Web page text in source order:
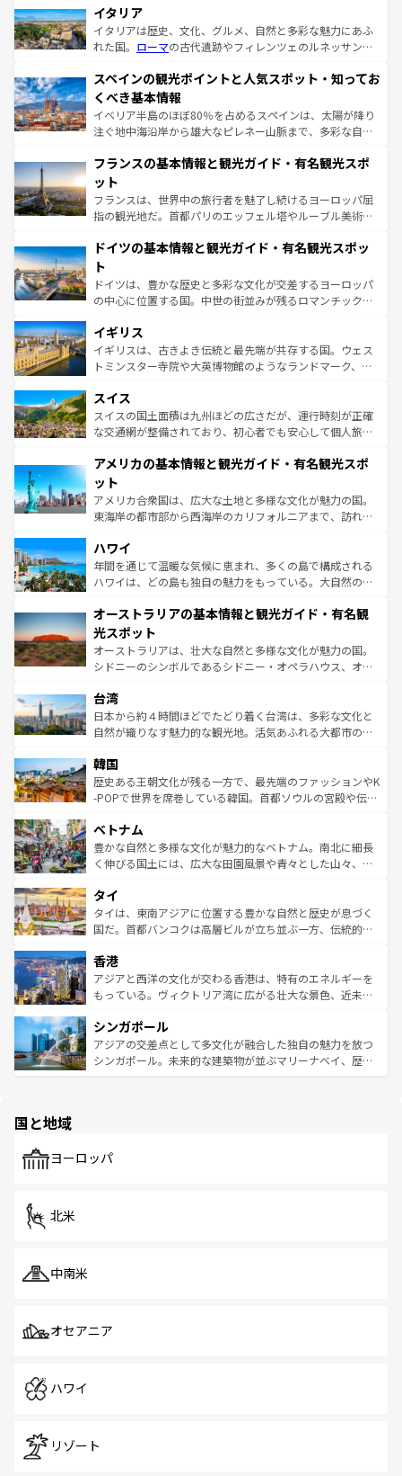
イタリア
イタリアは歴史、文化、グルメ、自然と多彩な魅力にあふ
れた国。 ローマの古代遺跡やフィレンツェのルネッサンス
ろん、トスカーナの美しい田園風景やアマルフィ海岸の絶
景など、自然景観も見逃せない。観光の合間には、本場の
ピザやパスタなど、絶品のイタリア料理を堪能することも
できる。朝目覚めてから夜眠るまで、すべての瞬間を楽し
なお、新着のイタリア情報はコンテンツ一覧を参照してほ
しい。
スペインの観光ポイントと人気スポット・知ってお
くべき基本情報
イベリア半島のほぼ80％を占めるスペインは、太陽が降り
注ぐ地中海沿岸から雄大なピレネー山脈まで、多彩な自然
文化が根付くこの国では、情熱的なフラメンコ、熱気あふ
れる闘牛、そして美味しいタパスが生活の一部となってい
る。首都マドリードの洗練された雰囲気や、バルセロナの
アートに溢れた街角から、地方では古代ローマ遺跡や中世
せる。地方によって風土や気候が異なるスペインはその個
ンテンツ一覧 を参照してほしい。
フランスの基本情報と観光ガイド・有名観光スポ
ット
フランスは、世界中の旅行者を魅了し続けるヨーロッパ屈
指の観光地だ。首都パリのエッフェル塔やルーブル美術館
で、幅広い魅力が詰まっている。華麗な宮殿、歴史的な大
聖堂、美しいビーチ、そして豊かな自然が、訪れる者を心
から魅了する。また、フランスは美食の国としても知ら
れ、フランス料理はユネスコ無形文化遺産にも登録されて
香り高いラベンダー畑など、多彩な楽しみ方が可能だ。さ
らに、パリ以外の地域にも魅力が溢れており、どの街角に
も豊かな歴史と文化が息づいている。パリ以外の個性あふ
を参照してほしい。
ドイツの基本情報と観光ガイド・有名観光スポッ
ト
ドイツは、豊かな歴史と多彩な文化が交差するヨーロッパ
の中心に位置する国。中世の街並みが残るロマンチック街
顔を持つこの国は、どこを歩いても飽きることがない。ベ
ルリンの文化的活気、バイエルン州のアルプスの絶景、そ
してライン川沿いのワイン畑といった風景は必見。ビール
は、お酒好きな人にはぜひ体験してほしい。 なお、新着の
ドイツ情報はコンテンツ一覧を参照してほしい。
イギリス
イギリスは、古きよき伝統と最先端が共存する国。ウェス
トミンスター寺院や大英博物館のようなランドマーク、歴
リアごとに異なる魅力がある。また、優雅なアフタヌーン
ティー、ビール好きにはたまらない英国パブ、サッカー観
戦など、本場だからこそできる体験も豊富。イギリスを旅
ンツ一覧を参照してほしい。
スイス
スイスの国土面積は九州ほどの広さだが、運行時刻が正確
な交通網が整備されており、初心者でも安心して個人旅行
の建物がそのまま残る町や、スイスならではのユニークな
博物館もあり、アルプス観光だけでなく町歩きも満喫する
ことができる。国民の所得が高いため物価も高いが、旅行
者向けの交通パス提供のサービスもあり、うまく活用すれ
着のスイス情報は
アメリカの基本情報と観光ガイド・有名観光スポ
ット
アメリカ合衆国は、広大な土地と多様な文化が魅力の国。
東海岸の都市部から西海岸のカリフォルニアまで、訪れる
のような巨大都市は、観光、ショッピング、エンターテイ
ンメントが詰まった刺激的なスポットだ。一方、アメリカ
西部には大自然が広がり、グランドキャニオンやイエロー
部のニューオーリンズでは、音楽と美食が融合した独特の
文化が魅力。旅行者はアメリカの各地域で異なる魅力を楽
しみながら、その多様性と豊かな歴史を感じることができ
るだろう。車でのロードトリップや列車の旅も、アメリカ
情報は
ハワイ
年間を通じて温暖な気候に恵まれ、多くの島で構成される
ハワイは、どの島も独自の魅力をもっている。大自然の神
ワイ島は見逃せない。また、定番の観光地といえばオアフ
島だが、静かな自然を求めるならマウイ島やカウアイ島が
おすすめ。エメラルドグリーンに輝く海をはじめ、豊かな
文化や歴史が息づいている。「アロハスピリット」と呼ば
人々、おいしいローカルフードやハワイアンミュージッ
ク、伝統的なフラダンスなど、すべてがハワイの魅力を彩
っている。訪れるたびに新しい発見と感動が待っているハ
はコンテンツ一覧
オーストラリアの基本情報と観光ガイド・有名観
光スポット
オーストラリアは、壮大な自然と多様な文化が魅力の国。
シドニーのシンボルであるシドニー・オペラハウス、オー
リアリーフや大陸中央部にそびえるウルル（エアーズロッ
ク）、タスマニアの美しい原生林やケアンズの熱帯雨林な
ど、見どころがたくさん。また、カフェやワイン、オージ
いる。アクティビティも充実しており、サーフィンやダイ
ビング、ハイキングなど、アウトドア好きにはたまらな
い。オーストラリアの多彩な魅力を存分に味わいつくそ
参照してほしい。
台湾
日本から約４時間ほどでたどり着く台湾は、多彩な文化と
自然が織りなす魅力的な観光地。活気あふれる大都市の台
ン）、静ひつな山岳地帯である台湾東部など、都市の喧騒
と山間の静けさが共存しており、訪れる人に新しい発見と
驚きをもたらしてくれる。また、奥深い台湾の食文化も魅
容にもいいと評判のスイーツなど、バラエティ豊かな料理
が味わえる。 なお、新着の台湾情報は コンテンツ一覧を参
照してほしい。
韓国
歴史ある王朝文化が残る一方で、最先端のファッションやK
-POPで世界を席巻している韓国。首都ソウルの宮殿や伝統
き、地方に足を延ばせば四季折々の自然美を楽しむことが
できる。そして、キムチや焼肉、絶品のストリートフード
まで、さまざまな韓国料理が待っている。夜には、韓国な
リティに包まれながら、韓国の多彩な魅力を心ゆくまで味
わってみてほしい。 なお、新着の韓国情報はコンテンツ一
覧を参照してほしい。
ベトナム
豊かな自然と多様な文化が魅力的なベトナム。南北に細長
く伸びる国土には、広大な田園風景や青々とした山々、世
急速な発展と共に伝統が息づく。ハノイの古い町並みやホ
ーチミン市のフランス統治時代の建物も、独特の雰囲気を
醸し出している。また、バラエティの豊かさとおいしさで
とつ。フォーやバインミー、ベトナムコーヒーなどは、ぜ
ひ現地で味わいたい。どの地域を訪れてもあたたかい人々
が旅行者を迎えてくれるので、きっと忘れられない旅にな
参照してほしい。
タイ
タイは、東南アジアに位置する豊かな自然と歴史が息づく
国だ。首都バンコクは高層ビルが立ち並ぶ一方、伝統的な
の活気が交差している。北部ではチェンマイなどの山岳地
帯で自然と触れ合い、南部ではプーケットやクラビの美し
いビーチでリゾート気分を楽しむことができる。タイ料理
激する。気候は一年中温暖で、どの季節にも異なる楽しみ
が待っている。親しみやすいタイの人々、仏教を中心とし
た文化、そして多様な観光資源が、訪れる旅人を魅了し続
香港
アジアと西洋の文化が交わる香港は、特有のエネルギーを
もっている。ヴィクトリア湾に広がる壮大な景色、近未来
み、どこを訪れても感動するはず。観光スポットが密集し
ており、効率よく見どころを回れるのも魅力。息をのむよ
うな絶景から文化的な体験まで、香港を存分に楽しみ尽く
シンガポール
アジアの交差点として多文化が融合した独自の魅力を放つ
シンガポール。未来的な建築物が並ぶマリーナベイ、歴史
で、ホーカーズは地元の風情を楽しめる外せないスポット
国と地域
ヨーロッパ
北米
中南米
オセアニア
ハワイ
リゾート